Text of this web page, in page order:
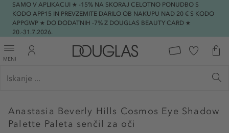
SAMO V APLIKACIJI ★ -15% NA SKORAJ CELOTNO PONUDBO S
KODO APP15 IN PREVZEMITE DARILO OB NAKUPU NAD 20 € S KODO
APPGWP ★ DO DODATNIH -7% Z DOUGLAS BEAUTY CARD ★
20.-31.7.2026.
MENI
Anastasia Beverly Hills Cosmos Eye Shadow
Palette Paleta senčil za oči